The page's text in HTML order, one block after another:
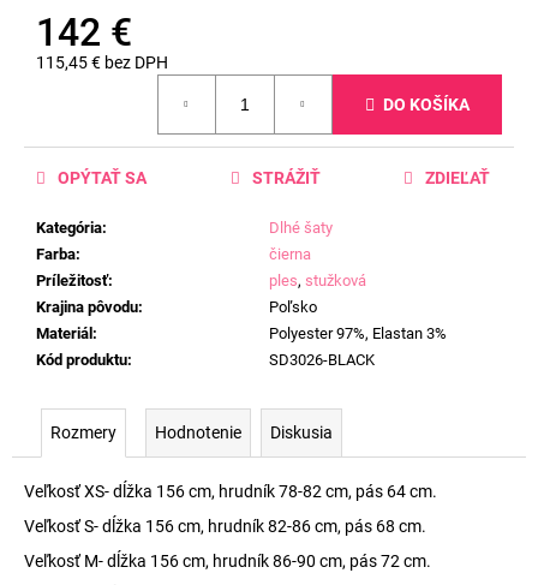
142 €
115,45 € bez DPH
DO KOŠÍKA
Kategória:
Dlhé šaty
Farba:
čierna
Príležitosť: ples, stužková
Krajina pôvodu:
Poľsko
Materiál :
Polyester 97%, Elastan 3%
Kód produktu: SD3026-BLACK
OPÝTAŤ SA STRÁŽIŤ ZDIEĽAŤ
Rozmery Hodnotenie Diskusia
Veľkosť XS- dĺžka 156 cm, hrudník 78-82 cm, pás 64 cm.
Veľkosť S- dĺžka 156 cm, hrudník 82-86 cm, pás 68 cm.
Veľkosť M- dĺžka 156 cm, hrudník 86-90 cm, pás 72 cm.